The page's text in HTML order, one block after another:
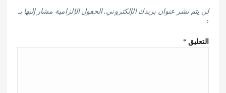
لن يتم نشر عنوان بريدك الإلكتروني.الحقول الإلزامية مشار إليها بـ
*
التعليق*